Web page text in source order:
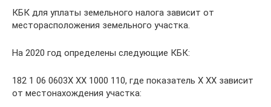
КБК для уплаты земельного налога зависит от
месторасположения земельного участка.
На 2020 год определены следующие КБК:
182 1 06 0603X XX 1000 110, где показатель X XX зависит
от местонахождения участка: